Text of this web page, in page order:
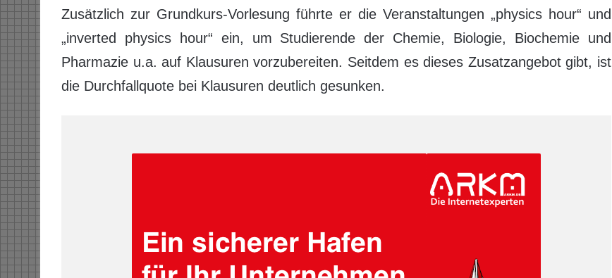
Zusätzlich zur Grundkurs-Vorlesung führte er die Veranstaltungen „physics hour“ und
„inverted physics hour“ ein, um Studierende der Chemie, Biologie, Biochemie und
Pharmazie u.a. auf Klausuren vorzubereiten. Seitdem es dieses Zusatzangebot gibt, ist
die Durchfallquote bei Klausuren deutlich gesunken.